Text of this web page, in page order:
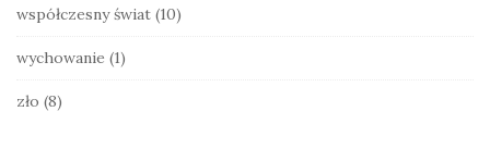
współczesny świat (10)
wychowanie (1)
zło (8)